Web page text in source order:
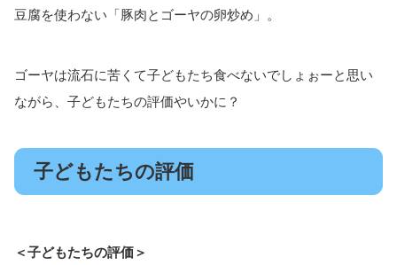
豆腐を使わない「豚肉とゴーヤの卵炒め」。
ゴーヤは流石に苦くて子どもたち食べないでしょぉーと思い
ながら、子どもたちの評価やいかに？
子どもたちの評価
＜子どもたちの評価＞